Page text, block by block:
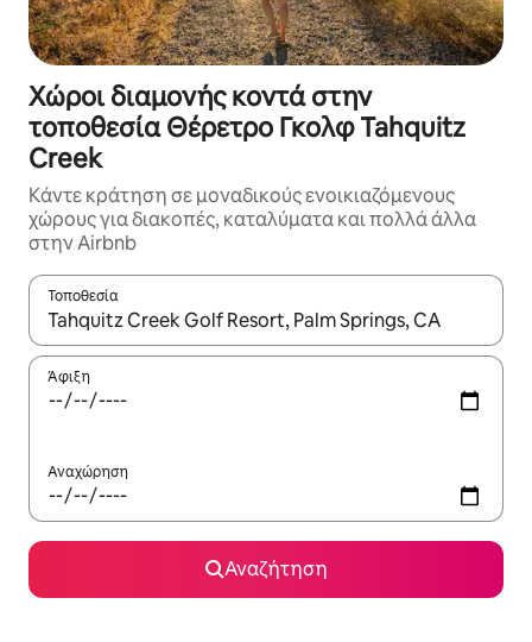
Χώροι διαμονής κοντά στην
τοποθεσία Θέρετρο Γκολφ Tahquitz
Creek
Κάντε κράτηση σε μοναδικούς ενοικιαζόμενους
χώρους για διακοπές, καταλύματα και πολλά άλλα
στην Airbnb
Τοποθεσία
Όταν τα αποτελέσματα είναι διαθέσιμα, μπορείτε να
Άφιξη
Αναχώρηση
Αναζήτηση